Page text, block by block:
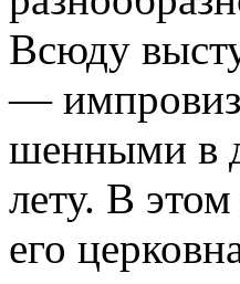
Всюду
—
шенными в
лету. В
его